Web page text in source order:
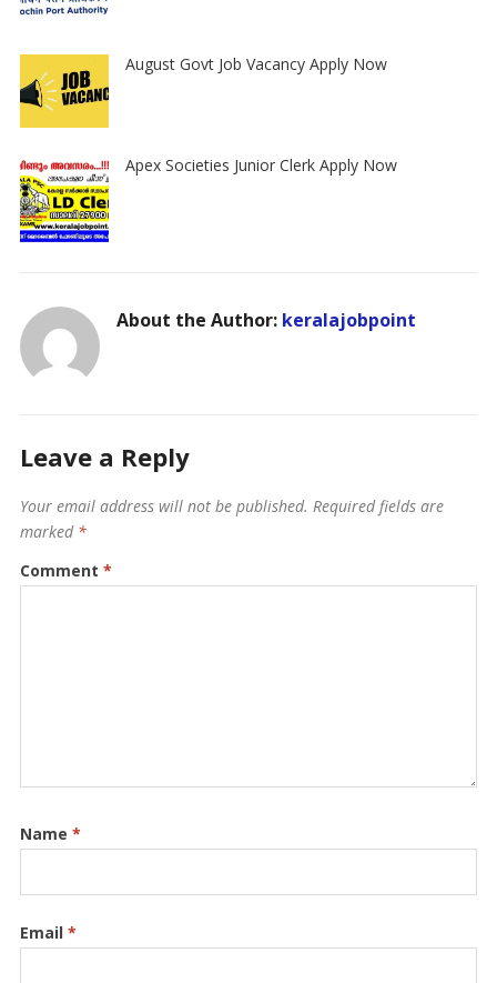
August Govt Job Vacancy Apply Now
Apex Societies Junior Clerk Apply Now
About the Author: keralajobpoint
Leave a Reply
Your email address will not be published. Required fields are
marked *
Comment *
Name *
Email *